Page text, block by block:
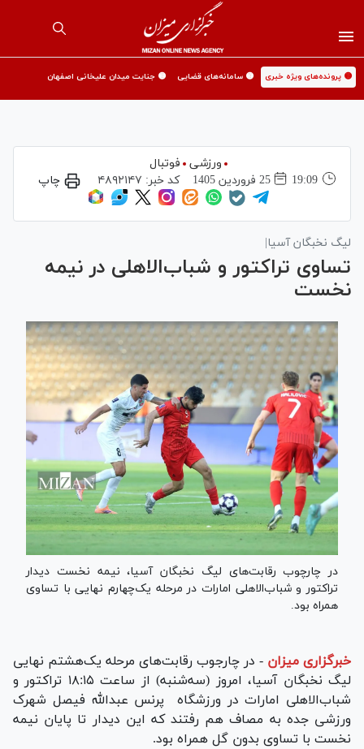
🟡 پرونده‌های ویژه خبری 🟡 سامانه‌های قضایی 🟡 جنایت میدان علیخانی اصفهان
ورزشی
فوتبال
19:09
25 فروردين 1405 کد خبر: ۴۸۹۲۱۴۷ چاپ
لیگ نخبگان آسیا|
تساوی تراکتور و شباب‌الاهلی در نیمه
نخست
در چارچوب رقابت‌های لیگ نخبگان آسیا، نیمه نخست دیدار
تراکتور و شباب‌الاهلی امارات در مرحله یک‌چهارم نهایی با تساوی
همراه بود.
خبرگزاری میزان - در چارجوب رقابت‌های مرحله یک‌هشتم نهایی
لیگ نخبگان آسیا، امروز (سه‌شنبه) از ساعت ۱۸:۱۵ تراکتور و
شباب‌الاهلی امارات در ورزشگاه پرنس عبدالله فیصل شهرک
ورزشی جده به مصاف هم رفتند که این دیدار تا پایان نیمه
نخست با تساوی بدون گل همراه بود.